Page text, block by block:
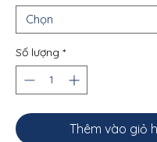
Số lượng *
Thêm vào giỏ